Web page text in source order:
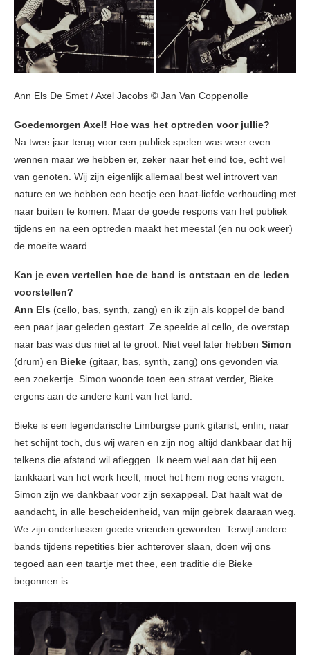
Ann Els De Smet / Axel Jacobs © Jan Van Coppenolle
Goedemorgen Axel! Hoe was het optreden voor jullie?
Na twee jaar terug voor een publiek spelen was weer even
wennen maar we hebben er, zeker naar het eind toe, echt wel
van genoten. Wij zijn eigenlijk allemaal best wel introvert van
nature en we hebben een beetje een haat-liefde verhouding met
naar buiten te komen. Maar de goede respons van het publiek
tijdens en na een optreden maakt het meestal (en nu ook weer)
de moeite waard.
Kan je even vertellen hoe de band is ontstaan en de leden
voorstellen?
Ann Els (cello, bas, synth, zang) en ik zijn als koppel de band
een paar jaar geleden gestart. Ze speelde al cello, de overstap
naar bas was dus niet al te groot. Niet veel later hebben Simon
(drum) en Bieke (gitaar, bas, synth, zang) ons gevonden via
een zoekertje. Simon woonde toen een straat verder, Bieke
ergens aan de andere kant van het land.
Bieke is een legendarische Limburgse punk gitarist, enfin, naar
het schijnt toch, dus wij waren en zijn nog altijd dankbaar dat hij
telkens die afstand wil afleggen. Ik neem wel aan dat hij een
tankkaart van het werk heeft, moet het hem nog eens vragen.
Simon zijn we dankbaar voor zijn sexappeal. Dat haalt wat de
aandacht, in alle bescheidenheid, van mijn gebrek daaraan weg.
We zijn ondertussen goede vrienden geworden. Terwijl andere
bands tijdens repetities bier achterover slaan, doen wij ons
tegoed aan een taartje met thee, een traditie die Bieke
begonnen is.